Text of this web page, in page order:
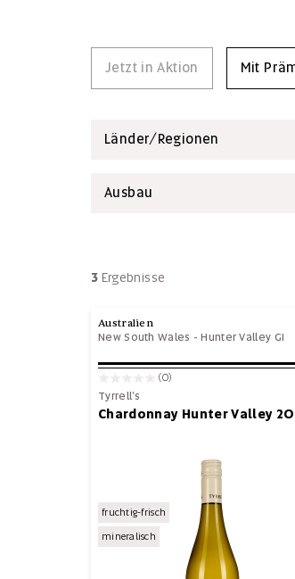
Jetzt in Aktion Mit
Länder/Regionen
Ausbau
3 Ergebnisse
Australien
New South Wales -Hunter Valley GI
(0)
Tyrrell's
Chardonnay Hunter Valley
fruchtig-frisch
mineralisch